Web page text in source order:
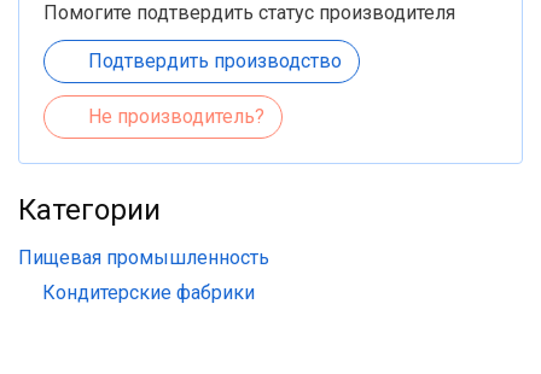
Помогите подтвердить статус производителя
Подтвердить производство
Не производитель?
Категории
Пищевая промышленность
Кондитерские фабрики